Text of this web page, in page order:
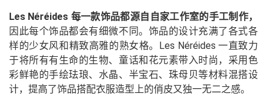
Les Néréides 每一款饰品都源自自家工作室的手工制作，
因此每个饰品都会有细微不同。饰品的设计充满了各式各
样的少女风和精致高雅的熟女格。Les Néréides 一直致力
于将所有有生命的生物、童话和花元素带入时尚，采用色
彩鲜艳的手绘珐琅、水晶、半宝石、珠母贝等材料混搭设
计，提高了饰品搭配衣服造型上的俏皮又独一无二之感。